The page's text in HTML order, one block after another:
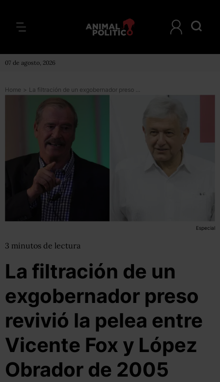
07 de agosto, 2026
Home > La filtración de un exgobernador preso revivió la pelea entre Vicente Fox y López Obrador de 2005
Especial
3 minutos de lectura
La filtración de un
exgobernador preso
revivió la pelea entre
Vicente Fox y López
Obrador de 2005